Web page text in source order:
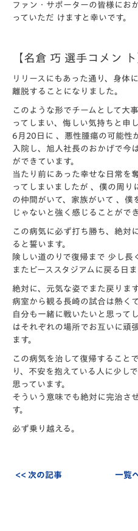
ファン・サポーターの皆様にお
っていただ けますと幸いです。
【名倉 巧 選手コメン ト
リリースにもあった通り、身体
離脱することになりました。
このような形でチームとして大
ってしまい、悔しい気持ちと申
6月20日に 、悪性腫瘍の可能性
入院し、旭人社長のおかげで今
ができています。
当たり前にあった幸せな日常を
ってしまいましたが 、僕の周り
の仲間がいて、家族がいて 、僕
じゃないと強く感じることがで
この病気に必ず打ち勝ち、絶対
ると誓います。
険しい道のりで復帰まで 少し長
またピーススタジアムに戻る日
絶対に、元気な姿でまた戻ります
病室から観る長崎の試合は熱く
自分も一緒に戦いたいと思って
はそれぞれの場所でお互いに頑
ます。
この病気を治して復帰すること
り、不安を抱えている人に少し
思っています。
そういう意味でも絶対に完治さ
す。
必ず乗り越える。
<< 次の記事 一覧